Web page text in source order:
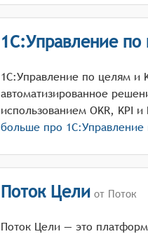
1С:Управление по
1С:Управление по целям и
автоматизированное
использованием OKR, KPI
больше про 1С:Управление
Поток Цели от Поток
Поток Цели — это